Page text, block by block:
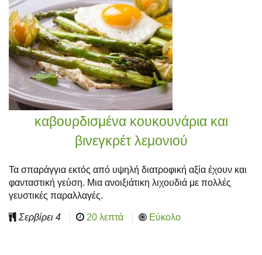
καβουρδισμένα κουκουνάρια και
βινεγκρέτ λεμονιού
Τα σπαράγγια εκτός από υψηλή διατροφική αξία έχουν και
φανταστική γεύση. Μια ανοιξιάτικη λιχουδιά με πολλές
γευστικές παραλλαγές.
Σερβίρει 4 20 λεπτά Εύκολο